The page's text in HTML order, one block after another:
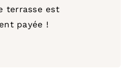
terrasse est
payée !